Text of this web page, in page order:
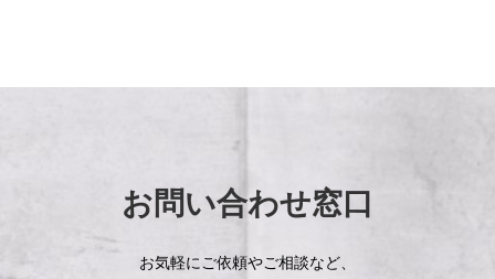
お問い合わせ窓口
お気軽にご依頼やご相談など、